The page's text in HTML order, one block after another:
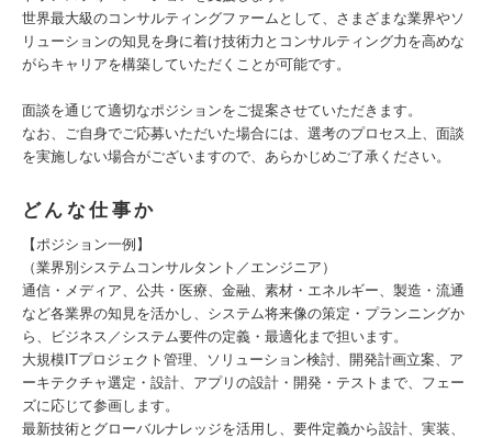
世界最大級のコンサルティングファームとして、さまざまな業界やソ
リューションの知見を身に着け技術力とコンサルティング力を高めな
がらキャリアを構築していただくことが可能です。
面談を通じて適切なポジションをご提案させていただきます。
なお、ご自身でご応募いただいた場合には、選考のプロセス上、面談
を実施しない場合がございますので、あらかじめご了承ください。
どんな仕事か
【ポジション一例】
（業界別システムコンサルタント／エンジニア）
通信・メディア、公共・医療、金融、素材・エネルギー、製造・流通
など各業界の知見を活かし、システム将来像の策定・プランニングか
ら、ビジネス／システム要件の定義・最適化まで担います。
大規模ITプロジェクト管理、ソリューション検討、開発計画立案、ア
ーキテクチャ選定・設計、アプリの設計・開発・テストまで、フェー
ズに応じて参画します。
最新技術とグローバルナレッジを活用し、要件定義から設計、実装、